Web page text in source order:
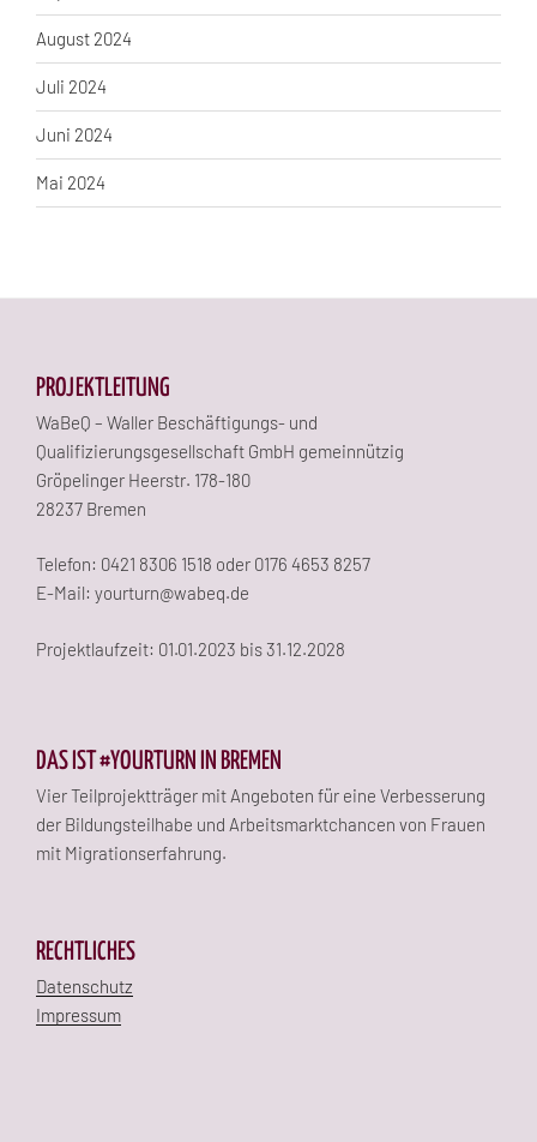
August 2024
Juli 2024
Juni 2024
Mai 2024
PROJEKTLEITUNG
WaBeQ – Waller Beschäftigungs- und
Qualifizierungsgesellschaft GmbH gemeinnützig
Gröpelinger Heerstr. 178-180
28237 Bremen
Telefon: 0421 8306 1518 oder 0176 4653 8257
E-Mail: yourturn@wabeq.de
Projektlaufzeit: 01.01.2023 bis 31.12.2028
DAS IST #YOURTURN IN BREMEN
Vier Teilprojektträger mit Angeboten für eine Verbesserung
der Bildungsteilhabe und Arbeitsmarktchancen von Frauen
mit Migrationserfahrung.
RECHTLICHES
Datenschutz
Impressum